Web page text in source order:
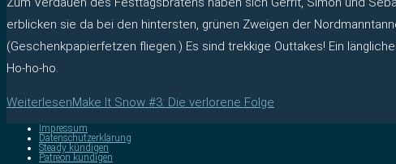
erblicken sie da bei den hintersten, grünen Zweigen der
(Geschenkpapierfetzen fliegen.) Es sind trekkige Outtakes! Ein
Ho-ho-ho.
WeiterlesenMake It Snow #3: Die verlorene Folge
Impressum
Datenschutzerklärung
Steady kündigen
Patreon kündigen